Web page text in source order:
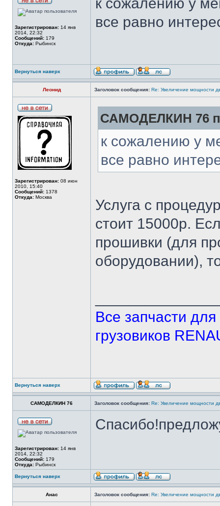
Зарегистрирован: 14 янв
2014, 22:32
Сообщений: 179
Откуда: Рыбинск
все равно
Вернуться наверх
Леонид Заголовок сообщения: Re: Увеличение мощности
Зарегистрирован: 08 июн
2010, 15:40
Сообщений: 1378
Откуда: Москва
САМОДЕЛКИН 76
к сожалению у
все равно
Услуга с
стоит 15000р.
прошивки (для
оборудовании),
Все запчасти
грузовиков
Вернуться наверх
САМОДЕЛКИН 76 Заголовок сообщения: Re: Увеличение мощности
Зарегистрирован: 14 янв
2014, 22:32
Сообщений: 179
Откуда: Рыбинск
Вернуться наверх
Анас Заголовок сообщения: Re: Увеличение мощности